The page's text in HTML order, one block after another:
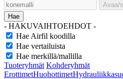
Avaa/
Hae
- HAKUVAIHTOEHDOT -
Hae Airfil koodilla
Hae vertailuista
Hae merkillä/mallilla
Tuoteryhmät Kohderyhmät
ErottimetHuohottimet